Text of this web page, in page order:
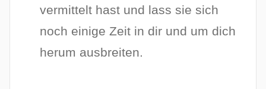
vermittelt hast und lass sie sich
noch einige Zeit in dir und um dich
herum ausbreiten.